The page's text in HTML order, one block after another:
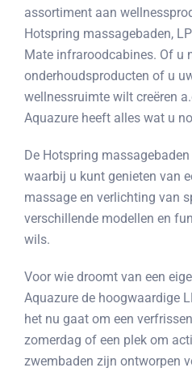
assortiment aan
Hotspring massagebaden,
Mate infraroodcabines. Of u
onderhoudsproducten of u
wellnessruimte wilt creëren
Aquazure heeft alles wat u
De Hotspring
waarbij u kunt genieten van
massage en verlichting van
verschillende modellen en
wils.
Voor wie droomt van een
Aquazure de hoogwaardige
het nu gaat om een
zomerdag of een plek om
zwembaden zijn ontworpen